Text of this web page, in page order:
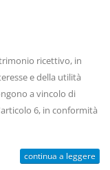
ricettivo, in
e della utilità
a vincolo di
6, in conformità
continua a leggere